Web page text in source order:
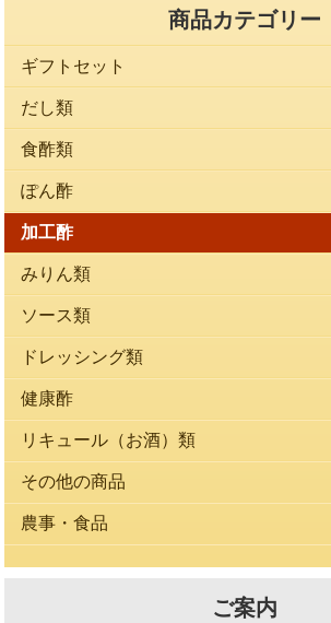
商品カテゴリー
ギフトセット
だし類
食酢類
ぽん酢
加工酢
みりん類
ソース類
ドレッシング類
健康酢
リキュール（お酒）類
その他の商品
農事・食品
ご案内